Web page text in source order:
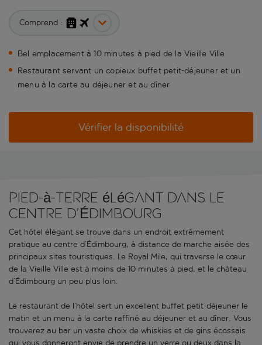
Comprend :
Bel emplacement à 10 minutes à pied de la Vieille Ville
Restaurant servant un copieux buffet petit-déjeuner et un
menu à la carte au déjeuner et au dîner
Vérifier la disponibilité
Pied-à-terre élégant dans le
centre d’Édimbourg
Cet hôtel élégant se trouve dans un endroit extrêmement
pratique au centre d’Édimbourg, à distance de marche aisée des
principaux sites touristiques. Le Royal Mile, qui traverse le cœur
de la Vieille Ville est à moins de 10 minutes à pied, et le château
d’Édimbourg un peu plus loin.
Le restaurant de l’hôtel sert un excellent buffet petit-déjeuner le
matin et un menu à la carte raffiné au déjeuner et au dîner. Vous
trouverez au bar un vaste choix de whiskies et de gins écossais